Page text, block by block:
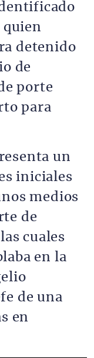
quien
detenido
de
porte
para
un
iniciales
medios
de
cuales
en la
de una
en